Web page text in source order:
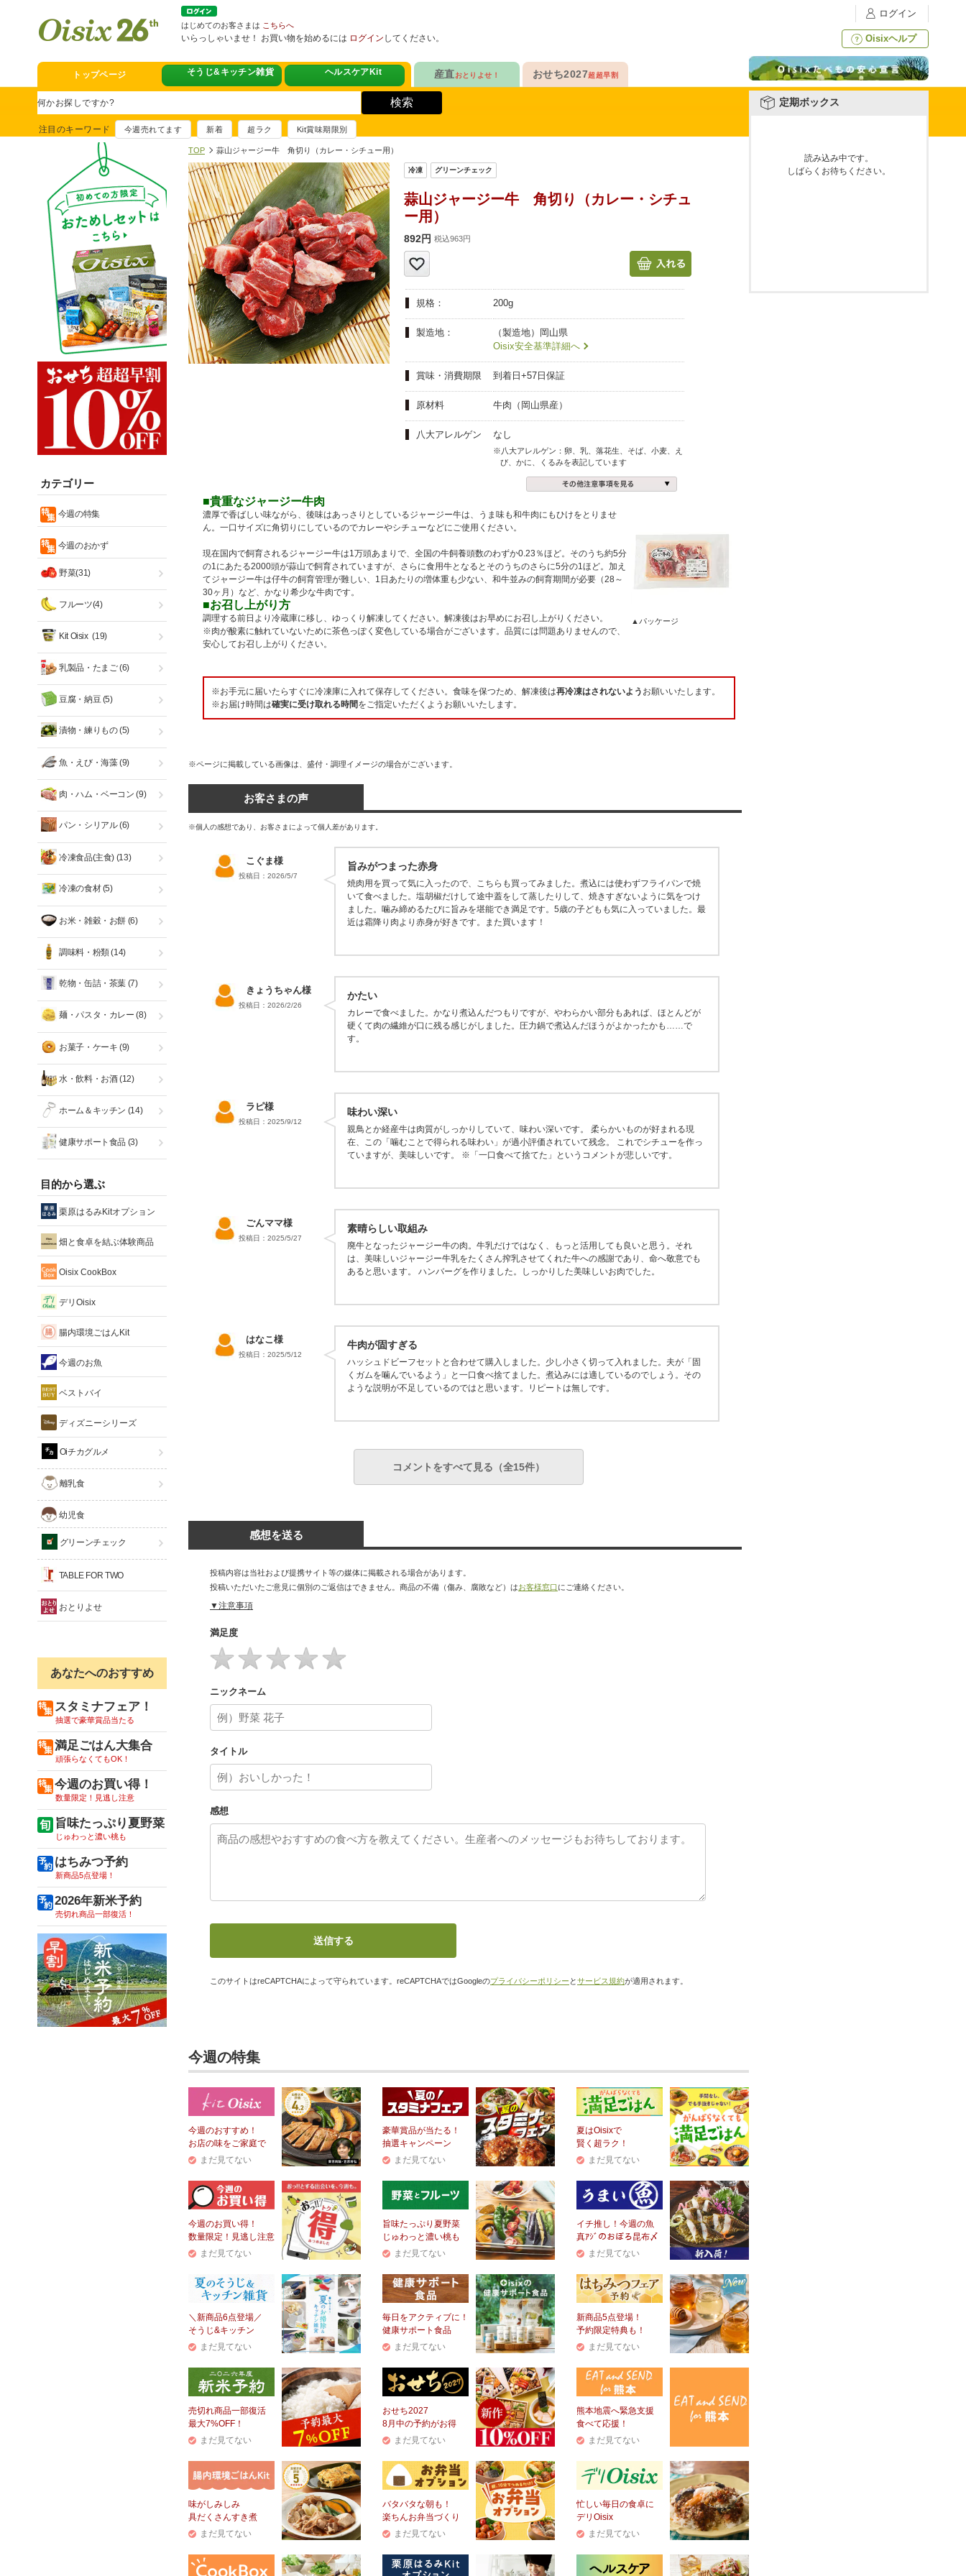
ログイン
Oisixヘルプ
はじめてのお客さまは こちらへ
いらっしゃいませ！ お買い物を始めるには ログイン してください。
トップページ そうじ&キッチン雑貨
豪華賞品が当たるチャンス
満足ごはん大集合
おすすめ！出汁付き肉吸い
イチ推し！今週の魚
真アジのおぼろ昆布〆
そうじ&キッチン雑貨
夏に便利！新商品6点登場
熊本地震への緊急支援
寄付付き商品取り扱い中
ヘルスケアKit
ヘルスケアKit
健康サポート食品
3品作れるバランス献立
鶏ごぼうごはん
産直おとりよせ！
ナガノパープルも！
信州フルーツ定期便
人気No.3
生沼さんの甘熟梨
奥山さんの幸せの黄桃
人気No.5
夏にピッタリ
モチモチ食感チーズ
おせち2027超超早割
人気「高砂」の
和風特化お重
人気ブランド監修！
洗練された洋風素材
家族でたっぷり楽しむ
和・洋・中　よくばりセット
人気二段重「高砂」と
本格中華オードブル
検索
注目のキーワード 今週売れてます 新着 超ラク Kit賞味期限別
定期ボックス
読み込み中です。
しばらくお待ちください。
TOP 蒜山ジャージー牛 角切り（カレー・シチュー用）
蒜山ジャージー牛 角切り（カレー・シチュ
ー用）
892円 税込963円
規格： 200g
製造地：
（製造地）岡山県
Oisix安全基準詳細へ
賞味・消費期限 到着日+57日保証
原材料 牛肉（岡山県産）
八大アレルゲン なし
※八大アレルゲン：卵、乳、落花生、そば、小麦、え
び、かに、くるみを表記しています
■貴重なジャージー牛肉
▲パッケージ
濃厚で香ばしい味ながら、後味はあっさりとしているジャージー牛は、うま味も和牛肉にもひけをとりませ
ん。一口サイズに角切りにしているのでカレーやシチューなどにご使用ください。
現在国内で飼育されるジャージー牛は1万頭あまりで、全国の牛飼養頭数のわずか0.23％ほど。そのうち約5分
の1にあたる2000頭が蒜山で飼育されていますが、さらに食用牛となるとそのうちのさらに5分の1ほど。加え
てジャージー牛は仔牛の飼育管理が難しい、1日あたりの増体重も少ない、和牛並みの飼育期間が必要（28～
30ヶ月）など、かなり希少な牛肉です。
■お召し上がり方
調理する前日より冷蔵庫に移し、ゆっくり解凍してください。解凍後はお早めにお召し上がりください。
※肉が酸素に触れていないために茶色っぽく変色している場合がございます。品質には問題ありませんので、
安心してお召し上がりください。
※お手元に届いたらすぐに冷凍庫に入れて保存してください。食味を保つため、解凍後は再冷凍はされないよう お願いいたします。
※お届け時間は確実に受け取れる時間をご指定いただくようお願いいたします。
※ページに掲載している画像は、盛付・調理イメージの場合がございます。
お客さまの声
※個人の感想であり、お客さまによって個人差があります。
こぐま様
投稿日：2026/5/7
旨みがつまった赤身
焼肉用を買って気に入ったので、こちらも買ってみました。煮込には使わずフライパンで焼
いて食べました。塩胡椒だけして途中蓋をして蒸したりして、焼きすぎないように気をつけ
ました。噛み締めるたびに旨みを堪能でき満足です。5歳の子どもも気に入っていました。最
近は霜降り肉より赤身が好きです。また買います！
きょうちゃん様
投稿日：2026/2/26
かたい
カレーで食べました。かなり煮込んだつもりですが、やわらかい部分もあれば、ほとんどが
硬くて肉の繊維が口に残る感じがしました。圧力鍋で煮込んだほうがよかったかも……で
す。
ラピ様
投稿日：2025/9/12
味わい深い
親鳥とか経産牛は肉質がしっかりしていて、味わい深いです。 柔らかいものが好まれる現
在、この「噛むことで得られる味わい」が過小評価されていて残念。 これでシチューを作っ
ていますが、美味しいです。 ※「一口食べて捨てた」というコメントが悲しいです。
ごんママ様
投稿日：2025/5/27
素晴らしい取組み
廃牛となったジャージー牛の肉。牛乳だけではなく、もっと活用しても良いと思う。それ
は、美味しいジャージー牛乳をたくさん搾乳させてくれた牛への感謝であり、命へ敬意でも
あると思います。 ハンバーグを作りました。しっかりした美味しいお肉でした。
はなこ様
投稿日：2025/5/12
牛肉が固すぎる
ハッシュドビーフセットと合わせて購入しました。少し小さく切って入れました。夫が「固
くガムを噛んでいるよう」と一口食べ捨てました。煮込みには適しているのでしょう。その
ような説明が不足しているのではと思います。リピートは無しです。
コメントをすべて見る（全15件）
感想を送る
投稿内容は当社および提携サイト等の媒体に掲載される場合があります。
投稿いただいたご意見に個別のご返信はできません。商品の不備（傷み、腐敗など）はお客様窓口 にご連絡ください。
▼注意事項
満足度
ニックネーム
タイトル
感想
このサイトはreCAPTCHAによって守られています。reCAPTCHAではGoogleのプライバシーポリシー とサービス規約が適用されます。
今週の特集
今週のおすすめ！
お店の味をご家庭で
まだ見てない
豪華賞品が当たる！
抽選キャンペーン
まだ見てない
夏はOisixで
賢く超ラク！
まだ見てない
今週のお買い得！
数量限定！見逃し注意
まだ見てない
旨味たっぷり夏野菜
じゅわっと濃い桃も
まだ見てない
イチ推し！今週の魚
真ｱｼﾞのおぼろ昆布〆
まだ見てない
＼新商品6点登場／
そうじ&キッチン
まだ見てない
毎日をアクティブに！
健康サポート食品
まだ見てない
新商品5点登場！
予約限定特典も！
まだ見てない
売切れ商品一部復活
最大7%OFF！
まだ見てない
おせち2027
8月中の予約がお得
まだ見てない
熊本地震へ緊急支援
食べて応援！
まだ見てない
味がしみしみ
具だくさんすき煮
まだ見てない
バタバタな朝も！
楽ちんお弁当づくり
まだ見てない
忙しい毎日の食卓に
デリOisix
まだ見てない
カテゴリー
今週の特集
今週のおかず
野菜(31)
フルーツ(4)
Kit Oisix (19)
乳製品・たまご(6)
豆腐・納豆(5)
漬物・練りもの(5)
魚・えび・海藻(9)
肉・ハム・ベーコン (9)
パン・シリアル(6)
冷凍食品(主食) (13)
冷凍の食材(5)
お米・雑穀・お餅 (6)
調味料・粉類(14)
乾物・缶詰・茶葉 (7)
麺・パスタ・カレー (8)
お菓子・ケーキ (9)
水・飲料・お酒(12)
ホーム＆キッチン (14)
健康サポート食品 (3)
目的から選ぶ
栗原はるみKitオプション
畑と食卓を結ぶ体験商品
Oisix CookBox
デリOisix
腸内環境ごはんKit
今週のお魚
ベストバイ
ディズニーシリーズ
Oiチカグルメ
離乳食
幼児食
グリーンチェック
TABLE FOR TWO
おとりよせ
あなたへのおすすめ
スタミナフェア！
抽選で豪華賞品当たる
満足ごはん大集合
頑張らなくてもOK！
今週のお買い得！
数量限定！見逃し注意
旨味たっぷり夏野菜
じゅわっと濃い桃も
はちみつ予約
新商品5点登場！
2026年新米予約
売切れ商品一部復活！